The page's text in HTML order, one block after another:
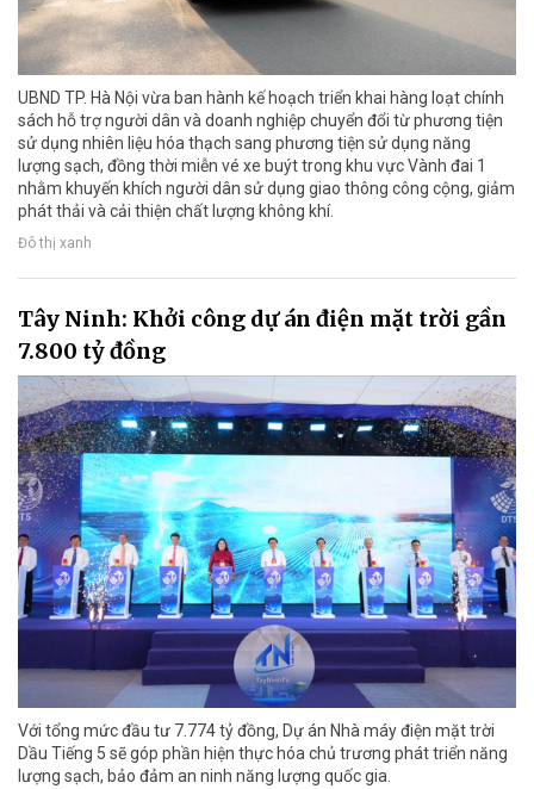
UBND TP. Hà Nội vừa ban hành kế hoạch triển khai hàng loạt chính
sách hỗ trợ người dân và doanh nghiệp chuyển đổi từ phương tiện
sử dụng nhiên liệu hóa thạch sang phương tiện sử dụng năng
lượng sạch, đồng thời miễn vé xe buýt trong khu vực Vành đai 1
nhằm khuyến khích người dân sử dụng giao thông công cộng, giảm
phát thải và cải thiện chất lượng không khí.
Đô thị xanh
Tây Ninh: Khởi công dự án điện mặt trời gần
7.800 tỷ đồng
Với tổng mức đầu tư 7.774 tỷ đồng, Dự án Nhà máy điện mặt trời
Dầu Tiếng 5 sẽ góp phần hiện thực hóa chủ trương phát triển năng
lượng sạch, bảo đảm an ninh năng lượng quốc gia.